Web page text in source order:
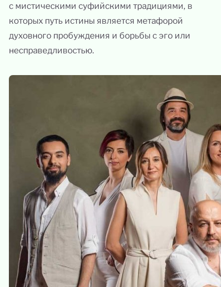
с мистическими суфийскими традициями, в
которых путь истины является метафорой
духовного пробуждения и борьбы с эго или
несправедливостью.